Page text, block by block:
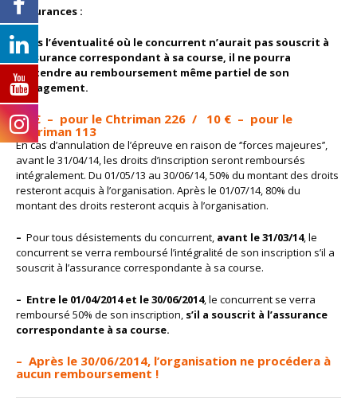
Assurances :
Dans l’éventualité où le concurrent n’aurait pas souscrit à
l’assurance correspondant à sa course, il ne pourra
prétendre au remboursement même partiel de son
engagement.
20 € – pour le Chtriman 226 / 10 € – pour le
Chtriman 113
En cas d’annulation de l’épreuve en raison de ‘’forces majeures’’,
avant le 31/04/14, les droits d’inscription seront remboursés
intégralement. Du 01/05/13 au 30/06/14, 50% du montant des droits
resteront acquis à l’organisation. Après le 01/07/14, 80% du
montant des droits resteront acquis à l’organisation.
– Pour tous désistements du concurrent, avant le 31/03/14, le
concurrent se verra remboursé l’intégralité de son inscription s’il a
souscrit à l’assurance correspondante à sa course.
– Entre le 01/04/2014 et le 30/06/2014, le concurrent se verra
remboursé 50% de son inscription, s’il a souscrit à l’assurance
correspondante à sa course.
– Après le 30/06/2014, l’organisation ne procédera à
aucun remboursement !